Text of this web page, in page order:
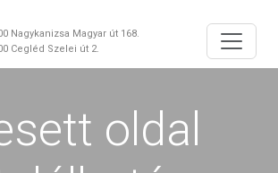
Nagykanizsa Magyar út 168.
Cegléd Szelei út 2.
oldal